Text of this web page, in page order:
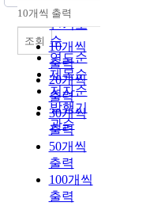
순
인기도
순
연도순
제목순
저자순
발행기
관순
내림차순
10개씩 출력
10개씩
출력
20개씩
출력
30개씩
출력
50개씩
출력
100개씩
출력
조회